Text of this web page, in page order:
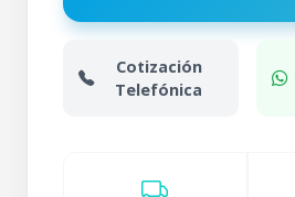
Cotización
Telefónica